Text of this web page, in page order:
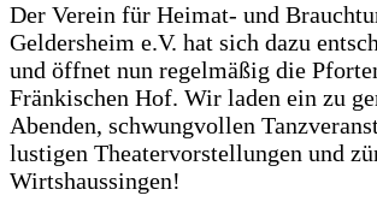
Der Verein für Heimat- und
Geldersheim e.V. hat sich dazu
und öffnet nun regelmäßig die
Fränkischen Hof. Wir laden ein zu
Abenden, schwungvollen
lustigen Theatervorstellungen und
Wirtshaussingen!